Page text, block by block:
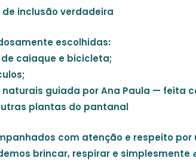
inclusão verdadeira
escolhidas:
caiaque e bicicleta;
guiada por Ana Paula — feita
plantas do pantanal
com atenção e respeito por
brincar, respirar e simplesmente